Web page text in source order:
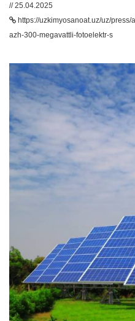
// 25.04.2025
https://uzkimyosanoat.uz/uz/
azh-300-megavattli-fotoelektr-s